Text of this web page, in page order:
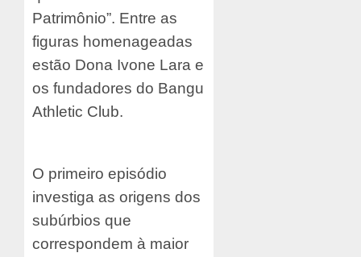
Patrimônio”. Entre as
figuras homenageadas
estão Dona Ivone Lara e
os fundadores do Bangu
Athletic Club.
O primeiro episódio
investiga as origens dos
subúrbios que
correspondem à maior